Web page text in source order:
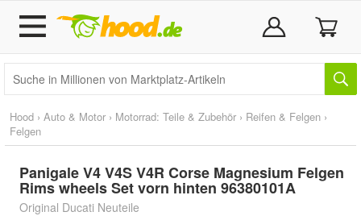
Hood › Auto & Motor › Motorrad: Teile & Zubehör › Reifen & Felgen ›
Felgen
Panigale V4 V4S V4R Corse Magnesium Felgen
Rims wheels Set vorn hinten 96380101A
Original Ducati Neuteile